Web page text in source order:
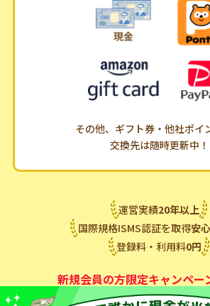
その他、ギフト券・他社ポイ
交換先は随時更新中！
運営実績20年以上
国際規格ISMS認証を取得安
登録料・利用料0円
新規会員の方限定キャンペー